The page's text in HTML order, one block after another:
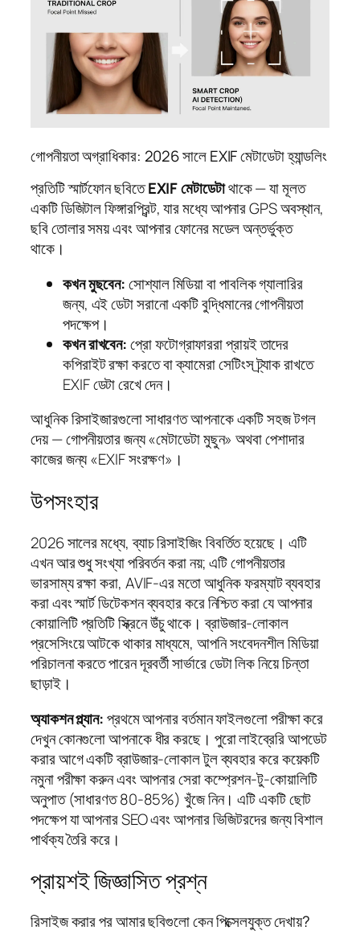
গোপনীয়তা অগ্রাধিকার: 2026 সালে EXIF মেটাডেটা হ্যান্ডলিং
প্রতিটি স্মার্টফোন ছবিতেEXIF মেটাডেটাথাকে — যা মূলত
একটি ডিজিটাল ফিঙ্গারপ্রিন্ট, যার মধ্যে আপনার GPS অবস্থান,
ছবি তোলার সময় এবং আপনার ফোনের মডেল অন্তর্ভুক্ত
থাকে।
কখন মুছবেন:সোশ্যাল মিডিয়া বা পাবলিক গ্যালারির
জন্য, এই ডেটা সরানো একটি বুদ্ধিমানের গোপনীয়তা
পদক্ষেপ।
কখন রাখবেন:প্রো ফটোগ্রাফাররা প্রায়ই তাদের
কপিরাইট রক্ষা করতে বা ক্যামেরা সেটিংস ট্র্যাক রাখতে
EXIF ডেটা রেখে দেন।
আধুনিক রিসাইজারগুলো সাধারণত আপনাকে একটি সহজ টগল
দেয় — গোপনীয়তার জন্য «মেটাডেটা মুছুন» অথবা পেশাদার
কাজের জন্য «EXIF সংরক্ষণ»।
উপসংহার
2026 সালের মধ্যে, ব্যাচ রিসাইজিং বিবর্তিত হয়েছে। এটি
এখন আর শুধু সংখ্যা পরিবর্তন করা নয়; এটি গোপনীয়তার
ভারসাম্য রক্ষা করা, AVIF-এর মতো আধুনিক ফরম্যাট ব্যবহার
করা এবং স্মার্ট ডিটেকশন ব্যবহার করে নিশ্চিত করা যে আপনার
কোয়ালিটি প্রতিটি স্ক্রিনে উঁচু থাকে। ব্রাউজার-লোকাল
প্রসেসিংয়ে আটকে থাকার মাধ্যমে, আপনি সংবেদনশীল মিডিয়া
পরিচালনা করতে পারেন দূরবর্তী সার্ভারে ডেটা লিক নিয়ে চিন্তা
ছাড়াই।
অ্যাকশন প্ল্যান:প্রথমে আপনার বর্তমান ফাইলগুলো পরীক্ষা করে
দেখুন কোনগুলো আপনাকে ধীর করছে। পুরো লাইব্রেরি আপডেট
করার আগে একটি ব্রাউজার-লোকাল টুল ব্যবহার করে কয়েকটি
নমুনা পরীক্ষা করুন এবং আপনার সেরা কম্প্রেশন-টু-কোয়ালিটি
অনুপাত (সাধারণত 80-85%) খুঁজে নিন। এটি একটি ছোট
পদক্ষেপ যা আপনার SEO এবং আপনার ভিজিটরদের জন্য বিশাল
পার্থক্য তৈরি করে।
প্রায়শই জিজ্ঞাসিত প্রশ্ন
রিসাইজ করার পর আমার ছবিগুলো কেন পিক্সেলযুক্ত দেখায়?